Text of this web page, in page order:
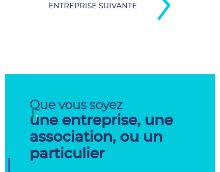
ENTREPRISE SUIVANTE
Que vous soyez
une entreprise, une
association, ou un
particulier